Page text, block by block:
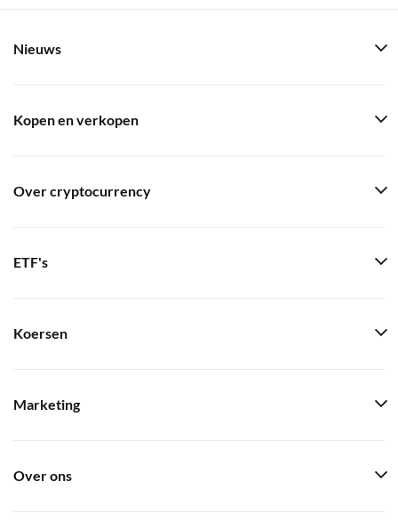
Nieuws
Kopen en verkopen
Over cryptocurrency
ETF's
Koersen
Marketing
Over ons